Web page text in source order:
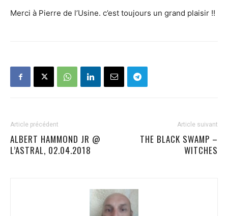
Merci à Pierre de l’Usine. c’est toujours un grand plaisir !!
Article précédent
ALBERT HAMMOND JR @
L’ASTRAL, 02.04.2018
Article suivant
THE BLACK SWAMP –
WITCHES